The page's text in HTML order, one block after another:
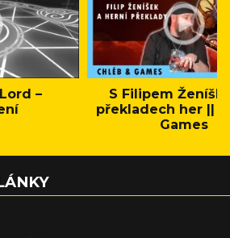
–
S Filipem
překladech her ||
Games